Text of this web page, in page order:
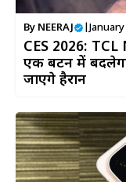
By NEERAJ
CES 2026:
एक बटन में
जाएंगे हैरान